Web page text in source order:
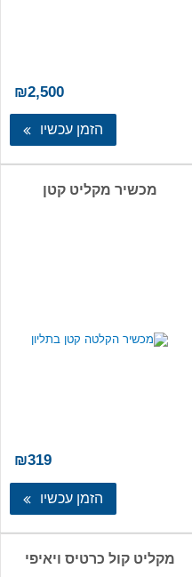
₪2,500
הזמן עכשיו
מכשיר מקליט קטן
₪319
הזמן עכשיו
מקליט קול כרטיס ויאיפי